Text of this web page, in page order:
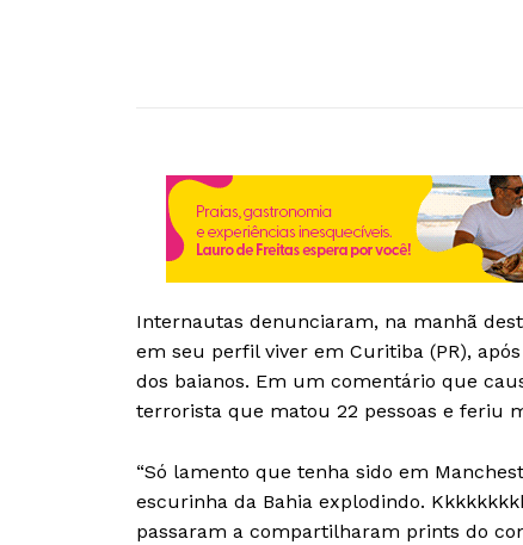
Internautas denunciaram, na manhã
em seu perfil viver em Curitiba (PR),
dos baianos. Em um comentário que
terrorista que matou 22 pessoas e feriu
“Só lamento que tenha sido em
escurinha da Bahia explodindo.
passaram a compartilharam prints do